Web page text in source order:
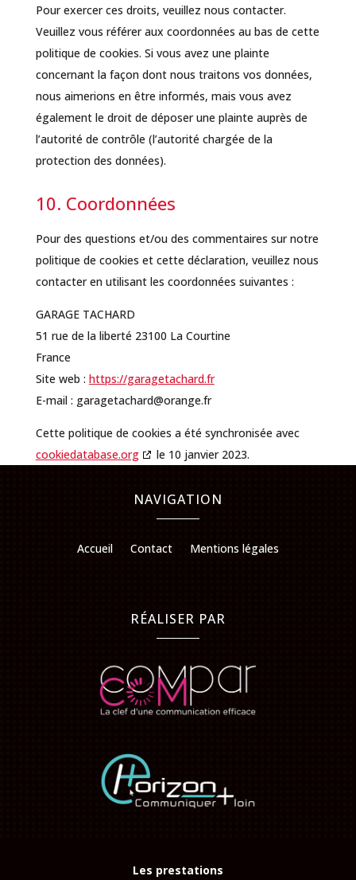
Pour exercer ces droits, veuillez nous contacter.
Veuillez vous référer aux coordonnées au bas de cette
politique de cookies. Si vous avez une plainte
concernant la façon dont nous traitons vos données,
nous aimerions en être informés, mais vous avez
également le droit de déposer une plainte auprès de
l’autorité de contrôle (l’autorité chargée de la
protection des données).
10. Coordonnées
Pour des questions et/ou des commentaires sur notre
politique de cookies et cette déclaration, veuillez nous
contacter en utilisant les coordonnées suivantes :
GARAGE TACHARD
51 rue de la liberté 23100 La Courtine
France
Site web : https://garagetachard.fr
E-mail : garagetachard@orange.fr
Cette politique de cookies a été synchronisée avec
cookiedatabase.org
le 10 janvier 2023.
NAVIGATION
Accueil Contact Mentions légales
RÉALISER PAR
Les prestations